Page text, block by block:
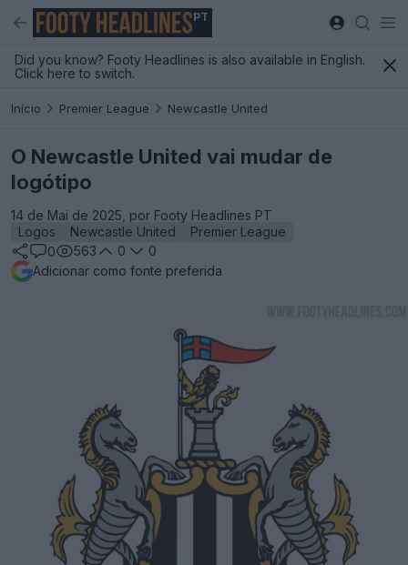
PT
Did you know? Footy Headlines is also available in English.
Click here to switch.
Início Premier League Newcastle United
O Newcastle United vai mudar de
logótipo
14 de Mai de 2025, por Footy Headlines PT
Logos
Newcastle United
Premier League
0
563 0
0
Adicionar como fonte preferida